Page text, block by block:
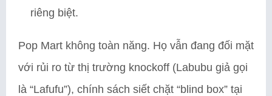
riêng biệt.
Pop Mart không toàn năng. Họ vẫn đang đối mặt
với rủi ro từ thị trường knockoff (Labubu giả gọi
là “Lafufu”), chính sách siết chặt “blind box” tại